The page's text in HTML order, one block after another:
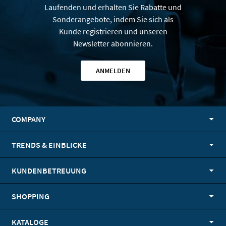
Laufenden und erhalten Sie Rabatte und
Sonderangebote, indem Sie sich als
Kunde registrieren und unseren
Newsletter abonnieren.
ANMELDEN
COMPANY
TRENDS & EINBLICKE
KUNDENBETREUUNG
SHOPPING
KATALOGE